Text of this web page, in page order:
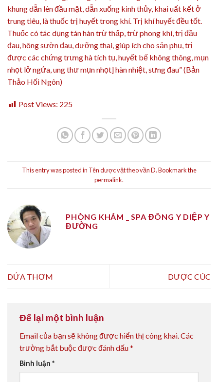
Post Views: 225
This entry was posted in Tên dược vật theo vần D. Bookmark the
permalink.
PHÒNG KHÁM _ SPA ĐÔNG Y DIỆP Y
ĐƯỜNG
DỨA THƠM DƯỢC CÚC
Để lại một bình luận
Email của bạn sẽ không được hiển thị công khai.Các
trường bắt buộc được đánh dấu*
Bình luận *